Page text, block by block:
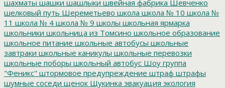
шахматы шашки шашлыки швейная фабрика Шевченко
шелковый путь Шереметьево школа школа № 10 школа №
11 школа № 4 школа № 9 школы школьная ярмарка
школьники школьница из Томсино школьное образование
школьное питание школьные автобусы школьные
завтраки школьные каникулы школьные перевозки
школьные поборы школьный автобус Шоу группа
"Феникс" штормовое предупреждение штраф штрафы
шумные соседи щенок Щукинка эвакуация экология